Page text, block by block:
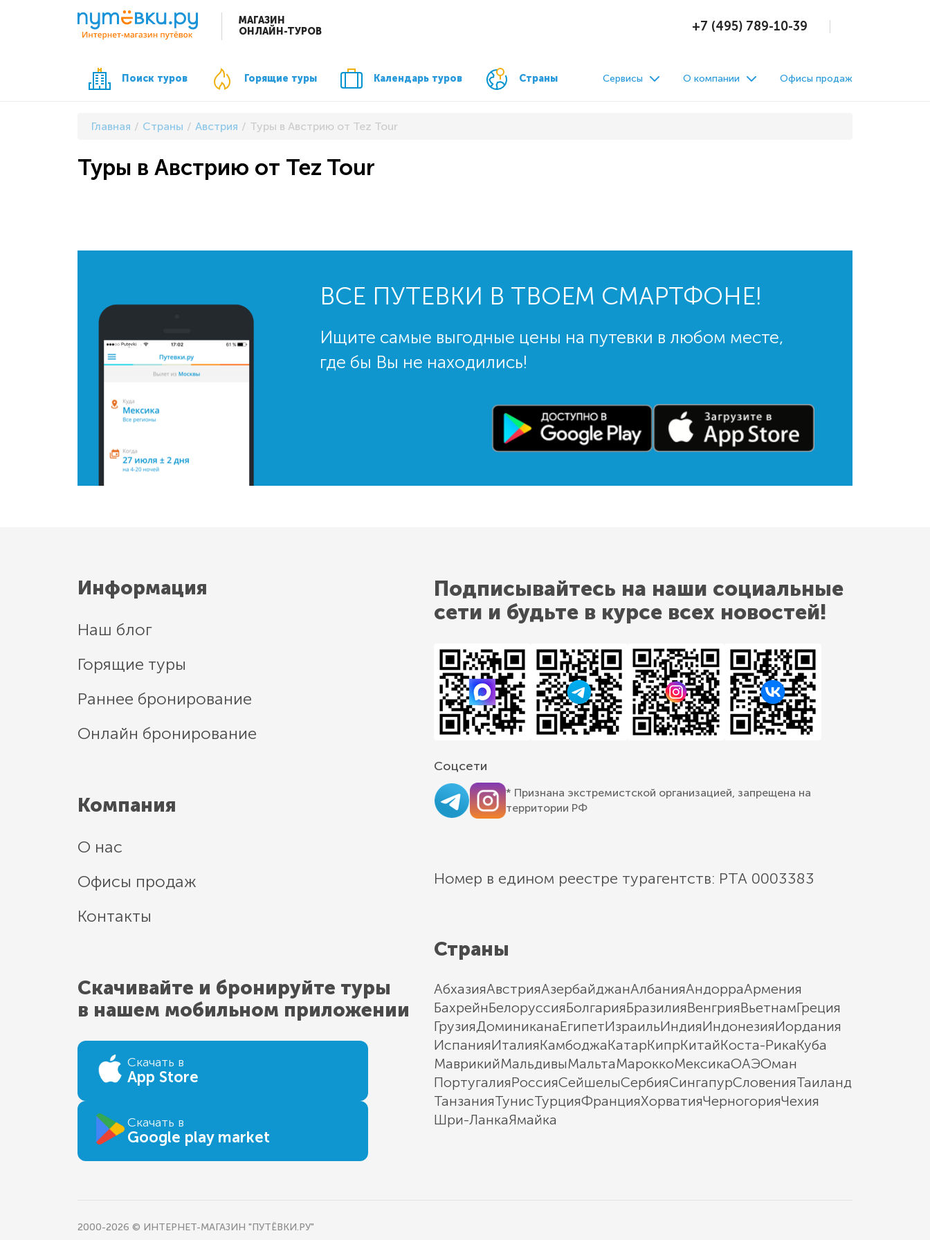
МАГАЗИН
ОНЛАЙН-ТУРОВ
+7 (495) 789-10-39
Поиск туров Горящие туры Календарь туров Страны Сервисы О компании Офисы продаж
Главная Страны Австрия Туры в Австрию от Tez Tour
Туры в Австрию от Tez Tour
ВСЕ ПУТЕВКИ В ТВОЕМ СМАРТФОНЕ!
Ищите самые выгодные цены на путевки в любом месте,
где бы Вы не находились!
Информация
Наш блог
Горящие туры
Раннее бронирование
Онлайн бронирование
Компания
О нас
Офисы продаж
Контакты
Скачивайте и бронируйте туры
в нашем мобильном приложении
Скачать в
App Store
Скачать в
Google play market
Подписывайтесь на наши социальные
сети и будьте в курсе всех новостей!
Соцсети
* Признана экстремистской организацией, запрещена на
территории РФ
Номер в едином реестре турагентств: РТА 0003383
Страны
АбхазияАвстрияАзербайджанАлбанияАндорраАрмения
БахрейнБелоруссияБолгарияБразилияВенгрияВьетнамГреция
ГрузияДоминиканаЕгипетИзраильИндияИндонезияИордания
ИспанияИталияКамбоджаКатарКипрКитайКоста-РикаКуба
МаврикийМальдивыМальтаМароккоМексикаОАЭОман
ПортугалияРоссияСейшелыСербияСингапурСловенияТаиланд
ТанзанияТунисТурцияФранцияХорватияЧерногорияЧехия
Шри-ЛанкаЯмайка
2000-2026 © ИНТЕРНЕТ-МАГАЗИН "ПУТЁВКИ.РУ"